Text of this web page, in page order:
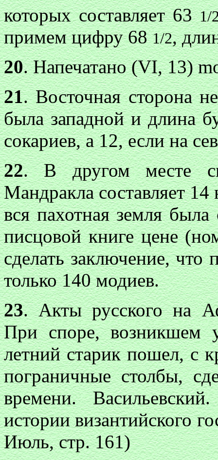
которых составляет 631/
примем цифру 681/2,
20. Напечатано (VI, 13)
21. Восточная сторона
была западной и длина
сокариев, а 12, если на
22. В другом месте
Мандракла составляет
вся пахотная земля
писцовой книге цене
сделать заключение,
только 140 модиев.
23. Акты русского на
При споре, возникшем
летний старик пошел, с
пограничные столбы,
времени.
истории византийского
Июль, стр. 161)